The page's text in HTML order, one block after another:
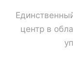
центр в